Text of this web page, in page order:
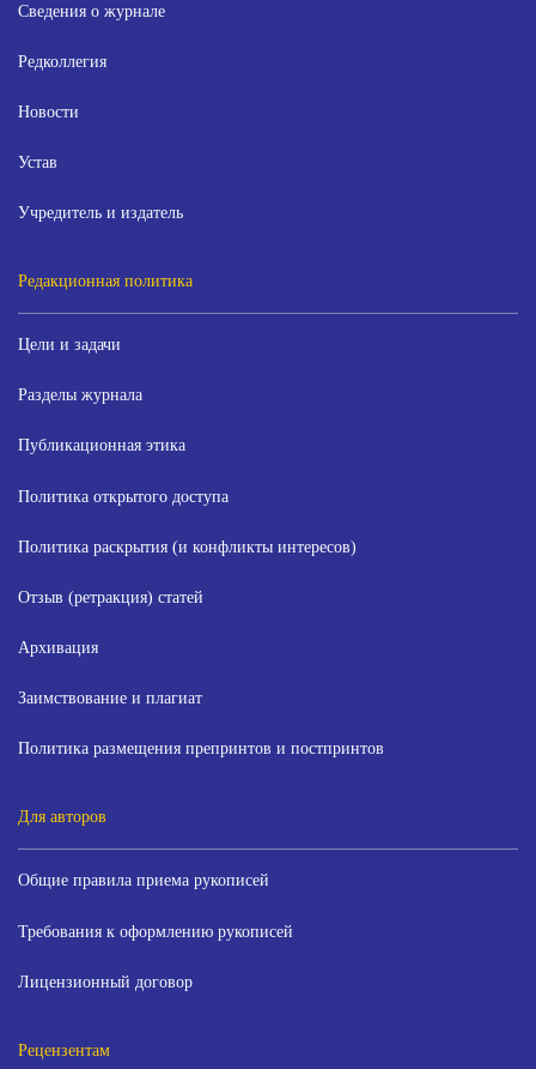
Сведения о журнале
Редколлегия
Новости
Устав
Учредитель и издатель
Редакционная политика
Цели и задачи
Разделы журнала
Публикационная этика
Политика открытого доступа
Политика раскрытия (и конфликты интересов)
Отзыв (ретракция) статей
Архивация
Заимствование и плагиат
Политика размещения препринтов и постпринтов
Для авторов
Общие правила приема рукописей
Требования к оформлению рукописей
Лицензионный договор
Рецензентам